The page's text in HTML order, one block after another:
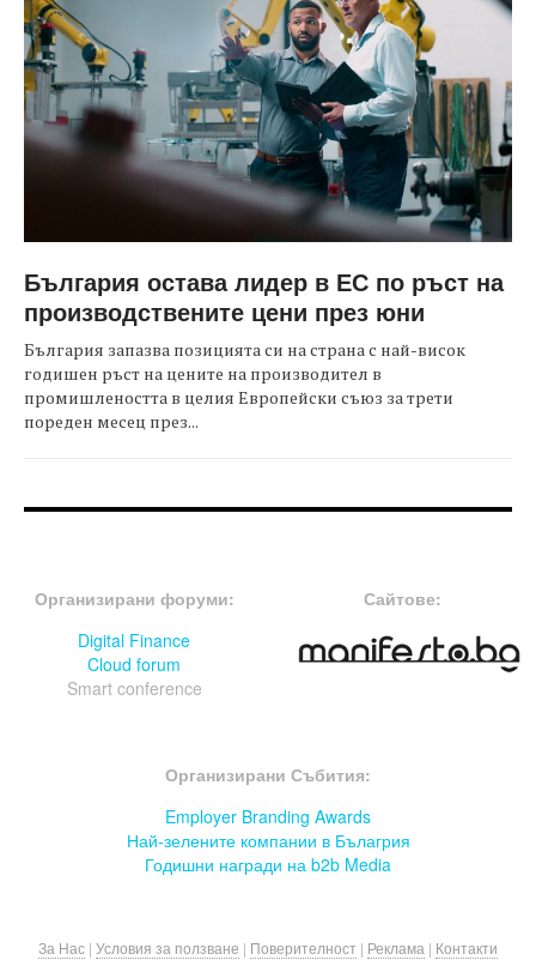
България остава лидер в ЕС по ръст на
производствените цени през юни
България запазва позицията си на страна с най-висок
годишен ръст на цените на производител в
промишлеността в целия Европейски съюз за трети
пореден месец през...
Организирани форуми:
Digital Finance
Cloud forum
Smart conference
Сайтове:
Организирани Събития:
Employer Branding Awards
Най-зелените компании в Бълагрия
Годишни награди на b2b Media
За Нас | Условия за ползване | Поверителност | Реклама | Контакти